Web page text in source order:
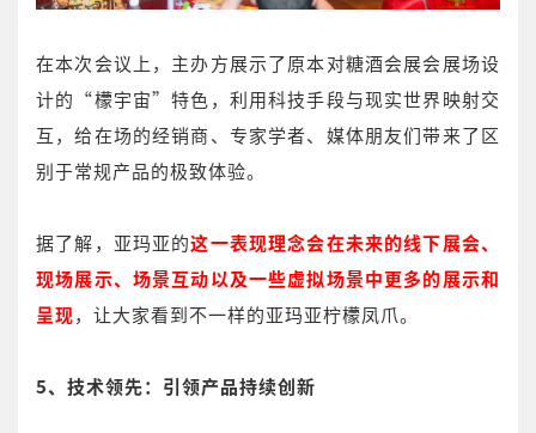
在本次会议上，主办方展示了原本对糖酒会展会展场设
计的“檬宇宙”特色，利用科技手段与现实世界映射交
互，给在场的经销商、专家学者、媒体朋友们带来了区
别于常规产品的极致体验。
据了解，亚玛亚的这一表现理念会在未来的线下展会、
现场展示、场景互动以及一些虚拟场景中更多的展示和
呈现，让大家看到不一样的亚玛亚柠檬凤爪。
5、技术领先：引领产品持续创新